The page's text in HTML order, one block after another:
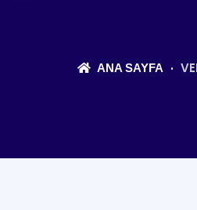
ANA SAYFA